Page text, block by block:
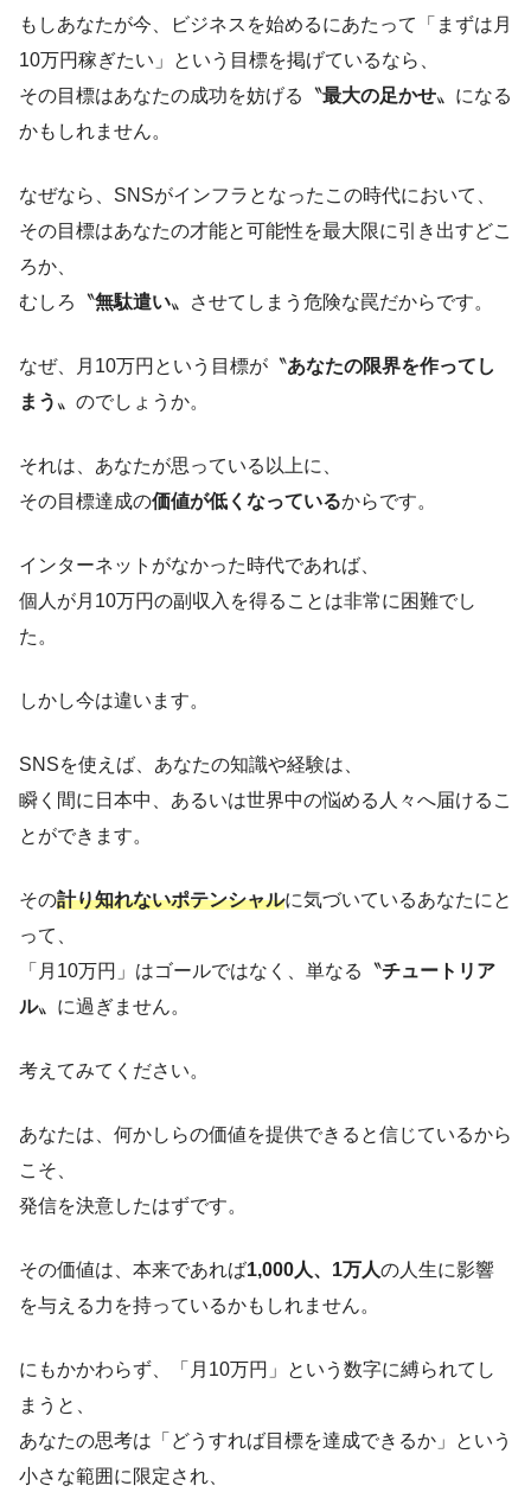
もしあなたが今、ビジネスを始めるにあたって「まずは月
10万円稼ぎたい」という目標を掲げているなら、
その目標はあなたの成功を妨げる〝最大の足かせ〟になる
かもしれません。
なぜなら、SNSがインフラとなったこの時代において、
その目標はあなたの才能と可能性を最大限に引き出すどこ
ろか、
むしろ〝無駄遣い〟させてしまう危険な罠だからです。
なぜ、月10万円という目標が〝あなたの限界を作ってし
まう 〟のでしょうか。
それは、あなたが思っている以上に、
その目標達成の価値が低くなっているからです。
インターネットがなかった時代であれば、
個人が月10万円の副収入を得ることは非常に困難でし
た。
しかし今は違います。
SNSを使えば、あなたの知識や経験は、
瞬く間に日本中、あるいは世界中の悩める人々へ届けるこ
とができます。
その計り知れないポテンシャルに気づいているあなたにと
って、
「月10万円」はゴールではなく、単なる〝チュートリア
ル〟に過ぎません。
考えてみてください。
あなたは、何かしらの価値を提供できると信じているから
こそ、
発信を決意したはずです。
その価値は、本来であれば1,000人、1万人の人生に影響
を与える力を持っているかもしれません。
にもかかわらず、「月10万円」という数字に縛られてし
まうと、
あなたの思考は「どうすれば目標を達成できるか」という
小さな範囲に限定され、